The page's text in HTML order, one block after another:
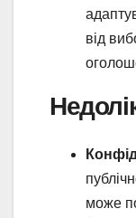
від
може